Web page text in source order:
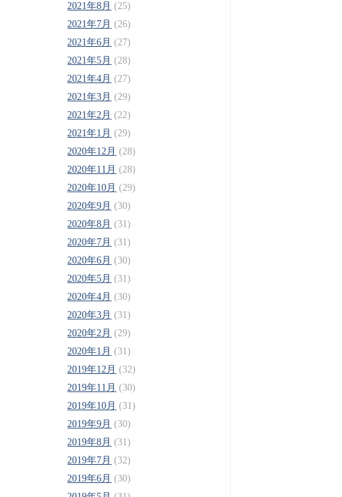
2021年8月 (25)
2021年7月 (26)
2021年6月 (27)
2021年5月 (28)
2021年4月 (27)
2021年3月 (29)
2021年2月 (22)
2021年1月 (29)
2020年12月 (28)
2020年11月 (28)
2020年10月 (29)
2020年9月 (30)
2020年8月 (31)
2020年7月 (31)
2020年6月 (30)
2020年5月 (31)
2020年4月 (30)
2020年3月 (31)
2020年2月 (29)
2020年1月 (31)
2019年12月 (32)
2019年11月 (30)
2019年10月 (31)
2019年9月 (30)
2019年8月 (31)
2019年7月 (32)
2019年6月 (30)